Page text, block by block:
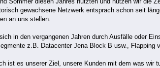
gewachsene Netzwerk entsprach schon seit
an uns stellen.
in den vergangenen Jahren durch Ausfälle oder
z.B. Datacenter Jena Block B usw., Flapping
ist es unserer Ziel, unsere Kunden mit dem was wir